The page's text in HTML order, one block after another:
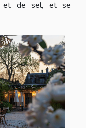
et de sel, et se